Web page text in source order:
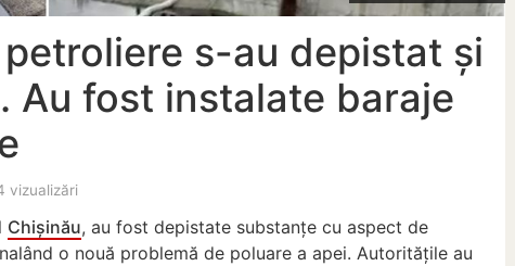
s-au depistat și
Au fost instalate baraje
vizualizări
Chișinău, au fost depistate substanțe cu aspect de
o nouă problemă de poluare a apei. Autoritățile au